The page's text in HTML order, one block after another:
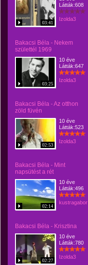
03:41
Látták:608
Izolda3
Bakacsi Béla - Nekem
születtél 1969
03:25
10 éve
Látták:647
Izolda3
Bakacsi Béla - Az otthon
zöld füvén
02:53
10 éve
Látták:523
Izolda3
Bakacsi Béla - Mint
napsütést a rét
02:14
10 éve
Látták:496
kustragabor
Bakacsi Béla - Krisztina
02:27
10 éve
Látták:780
Izolda3